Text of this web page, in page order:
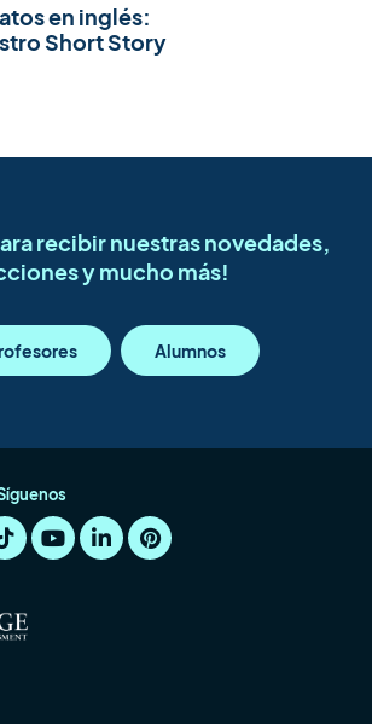
en inglés:
Short Story
recibir nuestras novedades,
y mucho más!
Alumnos